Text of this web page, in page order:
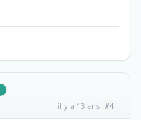
il y a 13 ans #4